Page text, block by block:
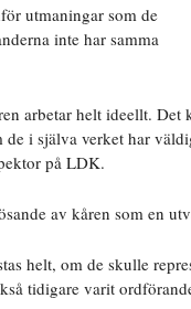
utmaningar som de
inte har samma
arbetar helt ideellt. Det
de i själva verket har
på LDK.
av kåren som en
helt, om de skulle
tidigare varit